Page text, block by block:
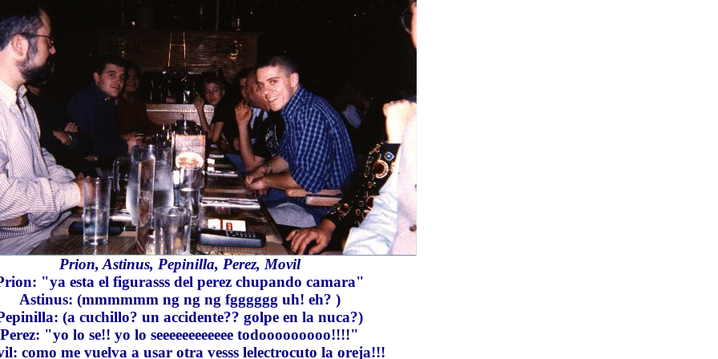
Prion, Astinus, Pepinilla, Perez, Movil
"ya esta el figurasss del perez chupando camara"
Astinus: (mmmmmm ng ng ng fgggggg uh! eh? )
(a cuchillo? un accidente?? golpe en la nuca?)
Perez: "yo lo se!! yo lo seeeeeeeeeeee todooooooooo!!!!"
como me vuelva a usar otra vesss lelectrocuto la oreja!!!